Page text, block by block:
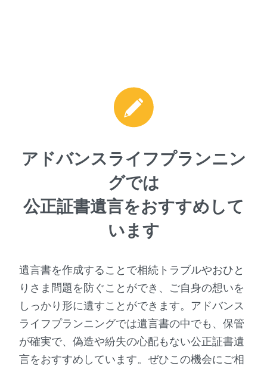
アドバンスライフプランニン
グでは
公正証書遺言をおすすめして
います
遺言書を作成することで相続トラブルやおひと
りさま問題を防ぐことができ、ご自身の想いを
しっかり形に遺すことができます。アドバンス
ライフプランニングでは遺言書の中でも、保管
が確実で、偽造や紛失の心配もない公正証書遺
言をおすすめしています。ぜひこの機会にご相